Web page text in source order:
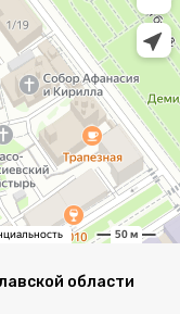
области